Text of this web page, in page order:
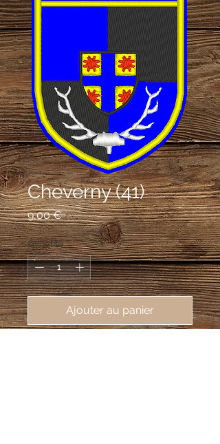
Cheverny (41)
9,00 €Prix
Quantité *
Ajouter au panier